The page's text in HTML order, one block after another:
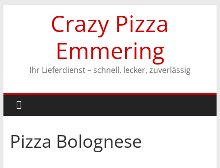
Crazy Pizza
Emmering
Ihr Lieferdienst – schnell, lecker, zuverlässig
Pizza Bolognese